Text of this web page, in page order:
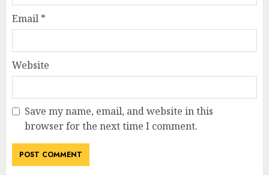
Email *
Website
Save my name, email, and website in this
browser for the next time I comment.